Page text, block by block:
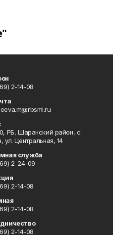
2-14-08
РБ, Шаранский район, с.
ул. Центральная, 14
служба
2-24-09
2-14-08
2-14-08
2-14-08